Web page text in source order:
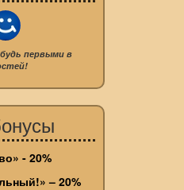
первыми в
- 20%
– 20%